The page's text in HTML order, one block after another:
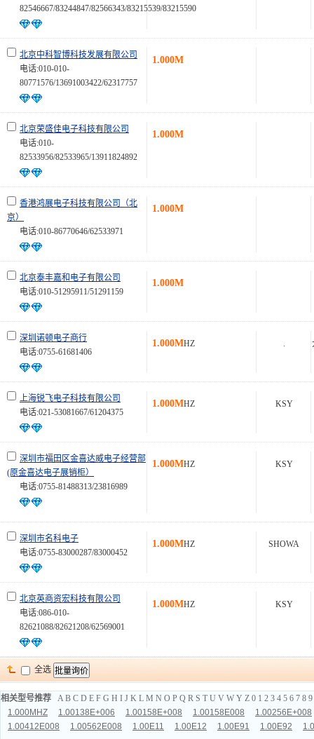
82546667/83244847/82566343/83215539/83215590
北京中科智博科技发展有限公司
电话:010-010-
80771576/13691003422/62317757
1.000M
北京荣盛佳电子科技有限公司
电话:010-
82533956/82533965/13911824892
1.000M
香港鸿展电子科技有限公司（北
京）
电话:010-86770646/62533971
1.000M
北京泰丰嘉和电子有限公司
电话:010-51295911/51291159
1.000M
深圳诺顿电子商行
电话:0755-61681406
1.000MHZ .
上海锐飞电子科技有限公司
电话:021-53081667/61204375
1.000MHZ KSY
深圳市福田区金喜达威电子经营部
(原金喜达电子展销柜）
电话:0755-81488313/23816989
1.000MHZ KSY
深圳市名科电子
电话:0755-83000287/83000452
1.000MHZ SHOWA
北京英商资宏科技有限公司
电话:086-010-
82621088/82621208/62569001
1.000MHZ KSY
全选
相关型号推荐 A B C D E F G H I J K L M N O P Q R S T U V W Y Z 0 1 2 3 4 5 6 7 8 9
1.000MHZ
1.00138E+006 1.00158E+008 1.00158E008
1.00256E+008
1.00412E008
1.00562E008 1.00E11 1.00E12 1.00E91 1.00E92